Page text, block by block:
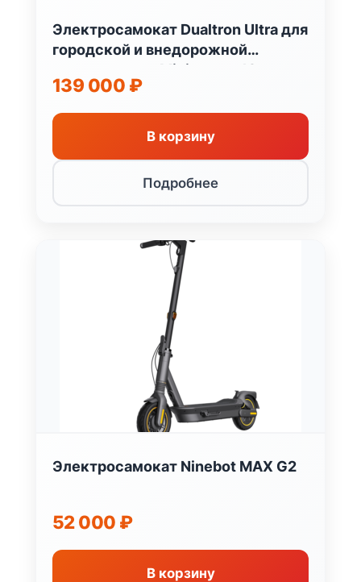
Электросамокат Dualtron Ultra для
городской и внедорожной
эксплуатации Minimotors Южная
Корея
139 000 ₽
В корзину
Подробнее
Электросамокат Ninebot MAX G2
52 000 ₽
В корзину